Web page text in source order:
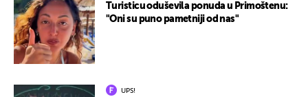
Turisticu oduševila ponuda u Primoštenu:
"Oni su puno pametniji od nas"
UPS!